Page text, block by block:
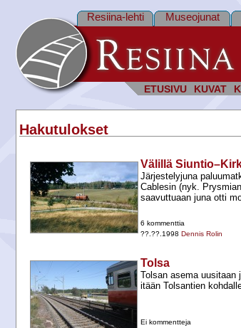
ETUSIVU KUVAT
Resiina-lehti Museojunat
Hakutulokset
Välillä
Järjestelyjuna
Cablesin (nyk.
saavuttuaan juna otti
6 kommenttia
??.??.1998 Dennis Rolin
Tolsa
Tolsan asema uusitaan
itään Tolsantien
Ei kommentteja